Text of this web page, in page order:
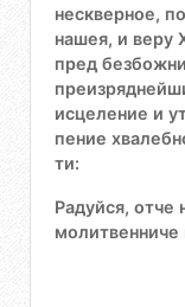
нескверное,
нашея, и веру
пред
исцеление и
пение
ти:
Радуйся, отче
молитвенниче